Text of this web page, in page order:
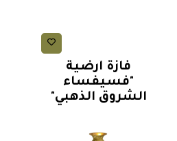
فازة أرضية
"فسيفساء
الشروق الذهبي"